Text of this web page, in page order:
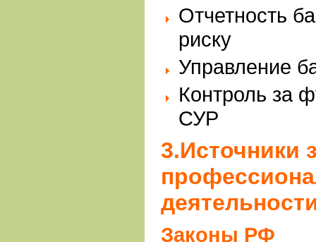
Отчетность
риску
Управление
Контроль за
СУР
3.Источники
Законы РФ